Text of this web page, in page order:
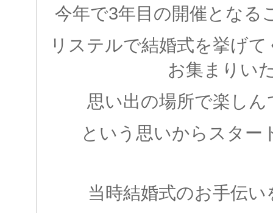
今年で3年目の開催となる
リステルで結婚式を挙げ
お集まりい
思い出の場所で楽し
という思いからスター
当時結婚式のお手伝